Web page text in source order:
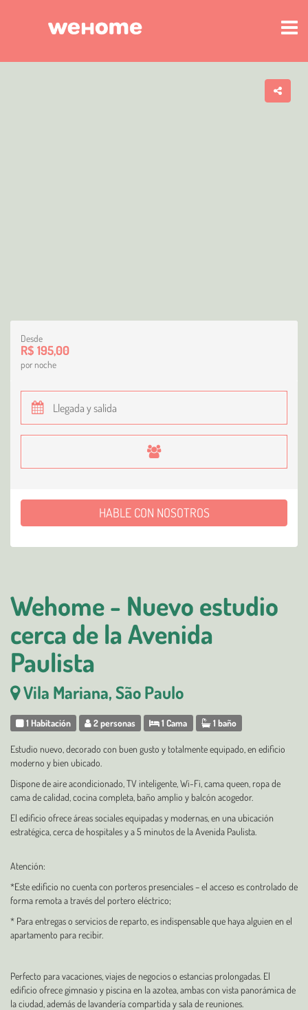
Wehome - Nuevo estudio
cerca de la Avenida
Paulista
Vila Mariana, São Paulo
1 Habitación 2 personas 1 Cama 1 baño
Estudio nuevo, decorado con buen gusto y totalmente equipado, en edificio
moderno y bien ubicado.
Dispone de aire acondicionado, TV inteligente, Wi-Fi, cama queen, ropa de
cama de calidad, cocina completa, baño amplio y balcón acogedor.
El edificio ofrece áreas sociales equipadas y modernas, en una ubicación
estratégica, cerca de hospitales y a 5 minutos de la Avenida Paulista.
Atención:
*Este edificio no cuenta con porteros presenciales – el acceso es controlado de
forma remota a través del portero eléctrico;
* Para entregas o servicios de reparto, es indispensable que haya alguien en el
apartamento para recibir.
Perfecto para vacaciones, viajes de negocios o estancias prolongadas. El
edificio ofrece gimnasio y piscina en la azotea, ambas con vista panorámica de
la ciudad, además de lavandería compartida y sala de reuniones.
Desde
R$ 195,00
por noche
HABLE CON NOSOTROS